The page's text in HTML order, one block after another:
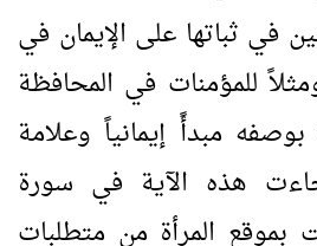
في ثباتها على الإيمان في
للمؤمنات في المحافظة
مبدأً إيمانياً وعلامة
هذه الآية في سورة
بموقع المرأة من متطلبات